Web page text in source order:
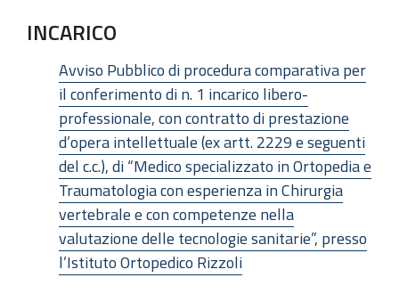
INCARICO
Avviso Pubblico di procedura comparativa per
il conferimento di n. 1 incarico libero-
professionale, con contratto di prestazione
d’opera intellettuale (ex artt. 2229 e seguenti
del c.c.), di “Medico specializzato in Ortopedia e
Traumatologia con esperienza in Chirurgia
vertebrale e con competenze nella
valutazione delle tecnologie sanitarie”, presso
l’Istituto Ortopedico Rizzoli